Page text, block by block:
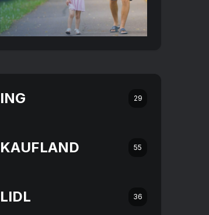
ING 29
KAUFLAND 55
LIDL 36